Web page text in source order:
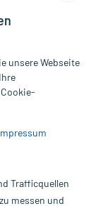
für
Bitte
benutzt
Hinweise in
Bestellung
unsere Webseite
Trafficquellen
messen und